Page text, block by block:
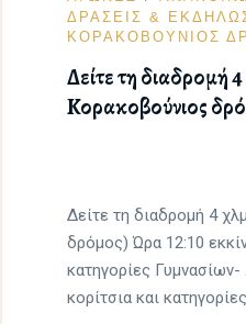
ΔΡΑΣΕΙΣ &
ΚΟΡΑΚΟΒΟΥΝΙΟΣ
Δείτε τη διαδρομή
Κορακοβούνιος
Δείτε τη διαδρομή 4
δρόμος) Ώρα 12:10
κατηγορίες
κορίτσια και